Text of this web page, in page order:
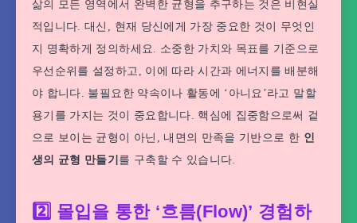
삶의 모든 영역에서 완벽한 균형을 추구하는 것은 비현실
적입니다. 대신, 현재 당신에게 가장 중요한 것이 무엇인
지 명확하게 정의하세요. 소중한 가치와 목표를 기준으로
우선순위를 설정하고, 이에 따라 시간과 에너지를 배분해
야 합니다. 불필요한 약속이나 활동에 ‘아니요’라고 말할
용기를 가지는 것이 중요합니다. 핵심에 집중함으로써 겉
으로 보이는 균형이 아닌, 내면의 만족을 기반으로 한 인
생의 균형 만들기 를 구축할 수 있습니다.
2️⃣ 몰입을 통한 ‘흐름(Flow)’ 경험하